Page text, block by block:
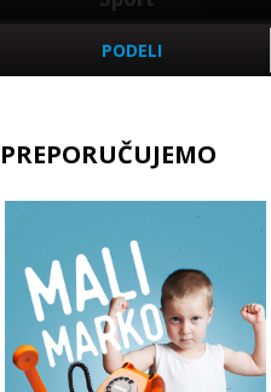
PODELI
PREPORUČUJEMO